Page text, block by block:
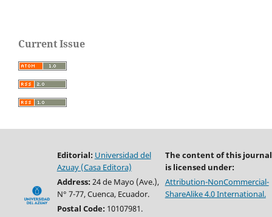
Current Issue
Editorial: Universidad del
Azuay (Casa Editora)
The content of this journal
is licensed under:
Address:24 de Mayo (Ave.),
N° 7-77, Cuenca, Ecuador.
Attribution-NonCommercial-
ShareAlike 4.0 International.
Postal Code:10107981.